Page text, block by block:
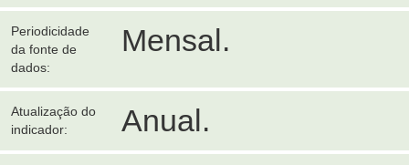
Periodicidade
da fonte de
dados:
Mensal.
Atualização do
indicador:
Anual.